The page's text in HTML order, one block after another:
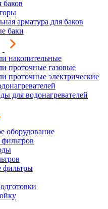
баков
арматура для баков
баки
накопительные
проточные газовые
проточные электрические
для водонагревателей
оборудование
фильтры